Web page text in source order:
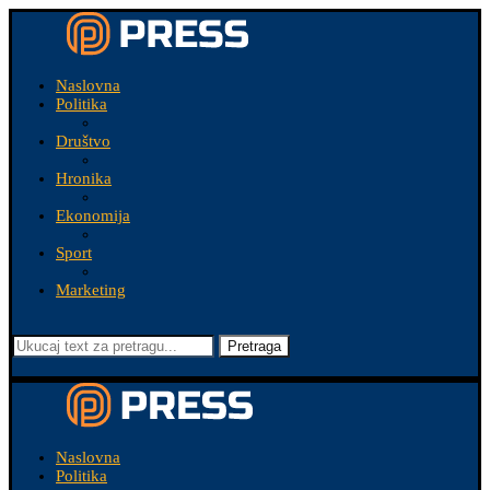
Naslovna
Politika
Društvo
Hronika
Ekonomija
Sport
Marketing
Pretraga
Naslovna
Politika